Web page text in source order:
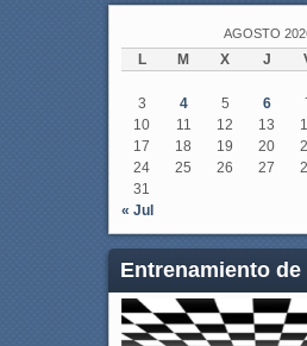
AGOSTO
L M X J
3
4 5 6
10
11 12 13
17
18 19 20
24
25 26 27
31
« Jul
Entrenamiento de